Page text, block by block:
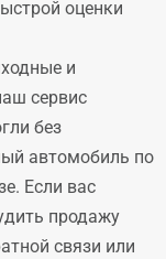
оценки
и
сервис
без
автомобиль по
Если вас
продажу
связи или